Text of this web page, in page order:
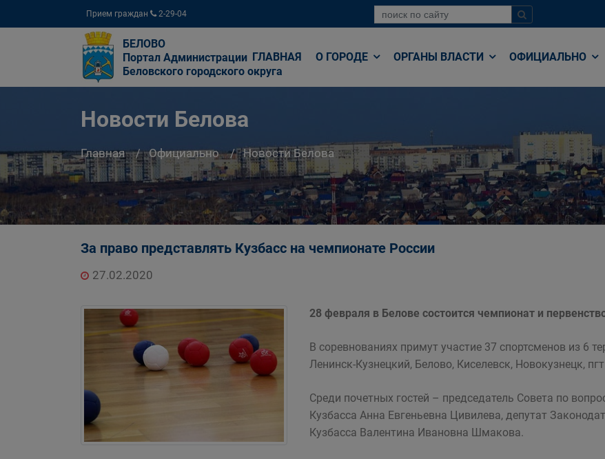
Прием граждан 2-29-04
БЕЛОВО
Портал Администрации
Беловского городского округа
ГЛАВНАЯ О ГОРОДЕ ОРГАНЫ ВЛАСТИ ОФИЦИАЛЬНО
Новости Белова
Главная Официально Новости Белова
За право представлять Кузбасс на чемпионате России
27.02.2020
28 февраля в Белове состоится чемпионат и
В соревнованиях примут участие 37 спортсменов из 6
Ленинск-Кузнецкий, Белово, Киселевск, Новокузнецк,
Среди почетных гостей – председатель Совета по
Кузбасса Анна Евгеньевна Цивилева, депутат
Кузбасса Валентина Ивановна Шмакова.